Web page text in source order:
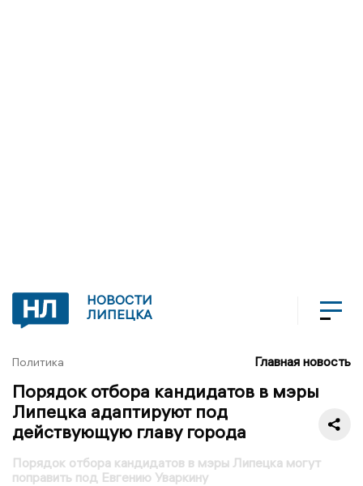
НОВОСТИ
ЛИПЕЦКА
Политика Главная новость
Порядок отбора кандидатов в мэры
Липецка адаптируют под
действующую главу города
Порядок отбора кандидатов в мэры Липецка могут
поправить под Евгению Уваркину